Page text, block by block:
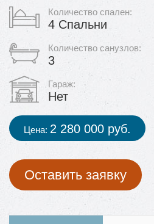
Количество спален:
4 Спальни
Количество санузлов:
3
Гараж:
Нет
Цена: 2 280 000 руб.
Оставить заявку